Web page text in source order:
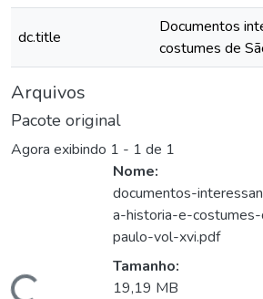
dc.title
Documentos
costumes de
Arquivos
Pacote original
Agora exibindo 1 - 1 de 1
Nome:
documentos-
a-historia-e-
paulo-vol-xvi.pdf
Tamanho:
19,19 MB